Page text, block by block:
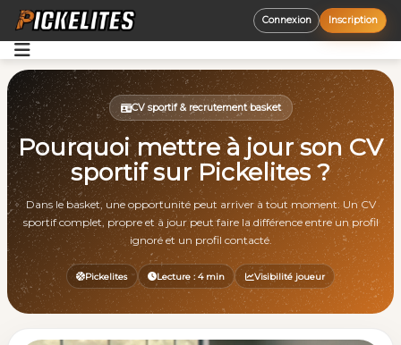
Connexion Inscription
Accueil
Opportunités
Découvrir
Aide
CV sportif & recrutement basket
Pourquoi mettre à jour son CV
sportif sur Pickelites ?
Dans le basket, une opportunité peut arriver à tout moment. Un CV
sportif complet, propre et à jour peut faire la différence entre un profil
ignoré et un profil contacté.
Pickelites Lecture : 4 min Visibilité joueur